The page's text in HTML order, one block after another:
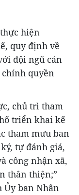
hiện
quy định về
đội ngũ cán
quyền
chủ trì tham
triển khai kế
tham mưu ban
tự đánh giá,
công nhận xã,
thân thiện;”
Ủy ban Nhân